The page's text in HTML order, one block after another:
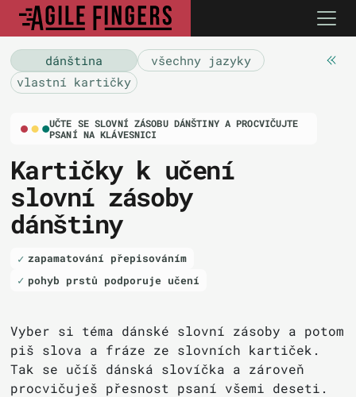
dánština
všechny jazyky
vlastní kartičky
UČTE SE SLOVNÍ ZÁSOBU DÁNŠTINY A PROCVIČUJTE
PSANÍ NA KLÁVESNICI
Kartičky k učení
slovní zásoby
dánštiny
zapamatování přepisováním
pohyb prstů podporuje učení
Vyber si téma dánské slovní zásoby a potom
piš slova a fráze ze slovních kartiček.
Tak se učíš dánská slovíčka a zároveň
procvičuješ přesnost psaní všemi deseti.